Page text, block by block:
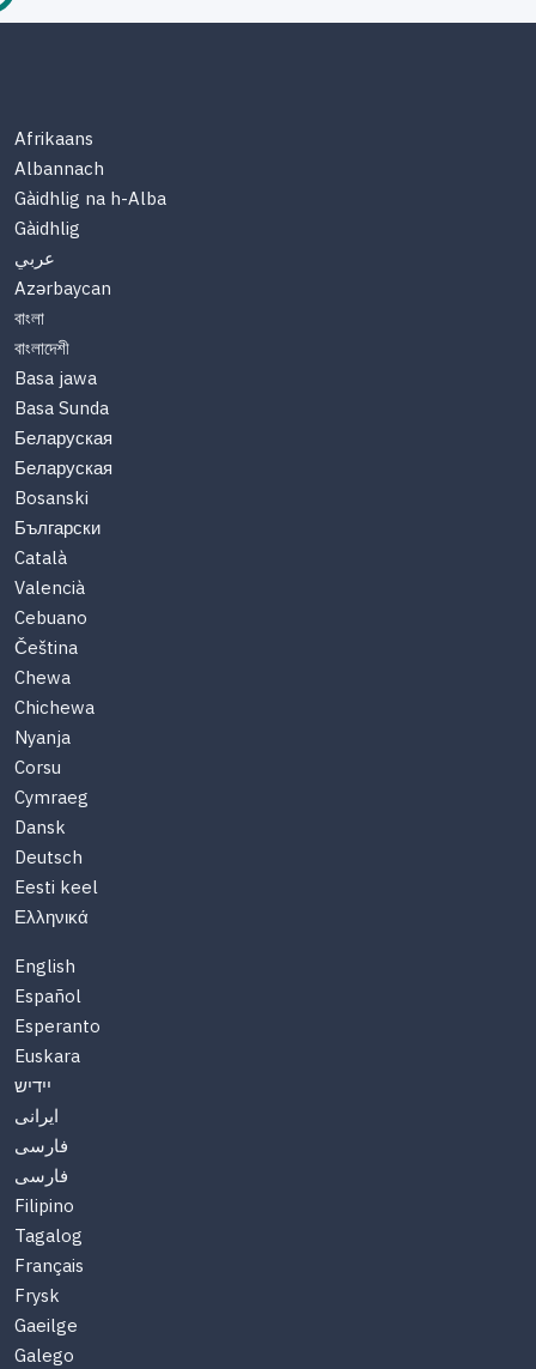
Afrikaans
Albannach
Gàidhlig na h-Alba
Gàidhlig
عربي
Azərbaycan
বাংলা
বাংলাদেশী
Basa jawa
Basa Sunda
Беларуская
Беларуская
Bosanski
Български
Català
Valencià
Cebuano
Čeština
Chewa
Chichewa
Nyanja
Corsu
Cymraeg
Dansk
Deutsch
Eesti keel
Ελληνικά
English
Español
Esperanto
Euskara
יידיש
ایرانی
فارسی
فارسی
Filipino
Tagalog
Français
Frysk
Gaeilge
Galego